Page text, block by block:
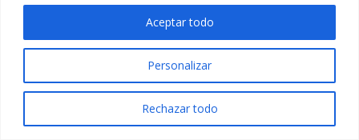
Personalizar
Rechazar todo
Aceptar todo